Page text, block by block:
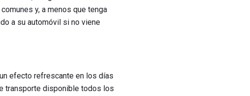
y, a menos que tenga
a su automóvil si no viene
efecto refrescante en los días
transporte disponible todos los